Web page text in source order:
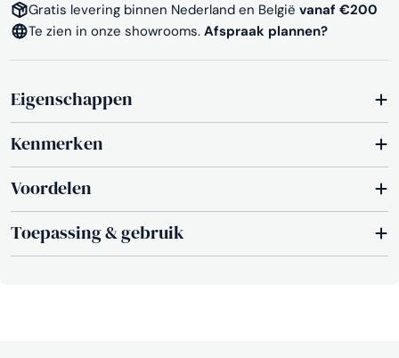
Gratis levering binnen Nederland en België vanaf €200
Te zien in onze showrooms. Afspraak plannen?
Eigenschappen
Kenmerken
Voordelen
Toepassing & gebruik